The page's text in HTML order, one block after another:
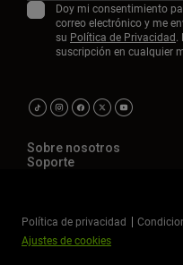
Doy mi consentimiento
correo electrónico y me
su Política de Privacidad.
suscripción en cualquier
Sobre nosotros
Soporte
Política de privacidad
Ajustes de cookies